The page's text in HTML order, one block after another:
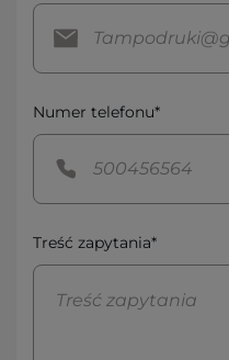
Numer telefonu*
Treść zapytania*